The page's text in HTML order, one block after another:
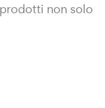
non solo